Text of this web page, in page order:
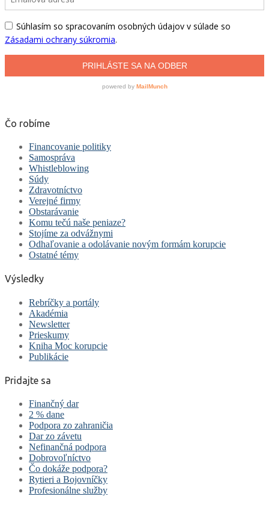
Čo robíme
Financovanie politiky
Samospráva
Whistleblowing
Súdy
Zdravotníctvo
Verejné firmy
Obstarávanie
Komu tečú naše peniaze?
Stojíme za odvážnymi
Odhaľovanie a odolávanie novým formám korupcie
Ostatné témy
Výsledky
Rebríčky a portály
Akadémia
Newsletter
Prieskumy
Kniha Moc korupcie
Publikácie
Pridajte sa
Finančný dar
2 % dane
Podpora zo zahraničia
Dar zo závetu
Nefinančná podpora
Dobrovoľníctvo
Čo dokáže podpora?
Rytieri a Bojovníčky
Profesionálne služby